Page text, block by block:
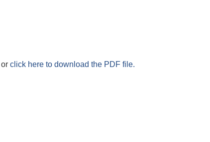
or click here to download the PDF file.